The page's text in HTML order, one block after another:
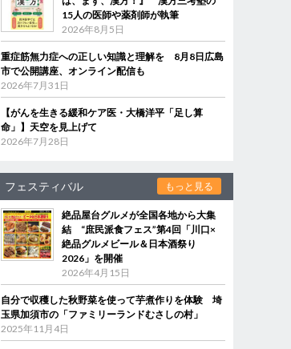
15人の医師や薬剤師が執筆
2026年8月5日
重症筋無力症への正しい知識と理解を 8月8日広島
市で公開講座、オンライン配信も
2026年7月31日
【がんを生きる緩和ケア医・大橋洋平「足し算
命」】天空を見上げて
2026年7月28日
フェスティバル もっと見る
絶品屋台グルメが全国各地から大集
結 “庶民派食フェス”第4回「川口×
絶品グルメビール＆日本酒祭り
2026」を開催
2026年4月15日
自分で収穫した秋野菜を使って芋煮作りを体験 埼
玉県加須市の「ファミリーランドむさしの村」
2025年11月4日